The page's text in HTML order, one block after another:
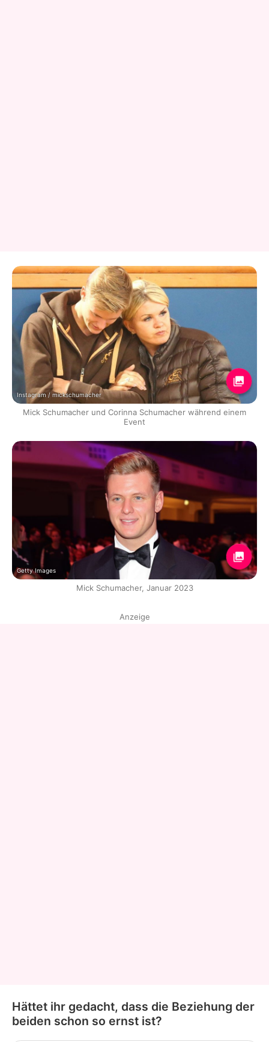
Instagram / mickschumacher
Mick Schumacher und Corinna Schumacher während einem
Event
Getty Images
Mick Schumacher, Januar 2023
Anzeige
Hättet ihr gedacht, dass die Beziehung der
beiden schon so ernst ist?